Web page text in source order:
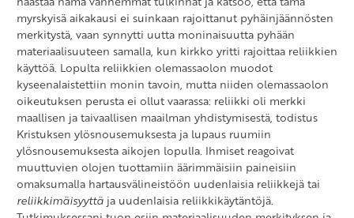
myrskyisä aikakausi ei suinkaan rajoittanut pyhäinjäännösten
merkitystä, vaan synnytti uutta moninaisuutta pyhään
materiaalisuuteen samalla, kun kirkko yritti rajoittaa reliikkien
käyttöä. Lopulta reliikkien olemassaolon muodot
kyseenalaistettiin monin tavoin, mutta niiden olemassaolon
oikeutuksen perusta ei ollut vaarassa: reliikki oli merkki
maallisen ja taivaallisen maailman yhdistymisestä, todistus
Kristuksen ylösnousemuksesta ja lupaus ruumiin
ylösnousemuksesta aikojen lopulla. Ihmiset reagoivat
muuttuvien olojen tuottamiin äärimmäisiin paineisiin
omaksumalla hartausvälineistöön uudenlaisia reliikkejä tai
reliikkimäisyyttä ja uudenlaisia reliikkikäytäntöjä.